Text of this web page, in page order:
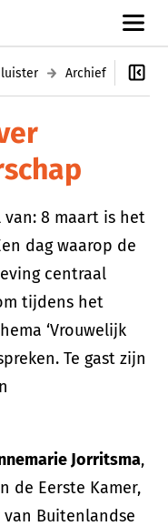
Archief
8 maart is het
dag waarop de
centraal
tijdens het
‘Vrouwelijk
Te gast zijn
Jorritsma,
de Eerste Kamer,
Buitenlandse